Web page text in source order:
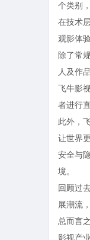
个类别
在技术
观影体
除了常
人及作
飞牛影
者进行
此外，
让世界
安全与
境。
回顾过
展潮流
总而言
影视产